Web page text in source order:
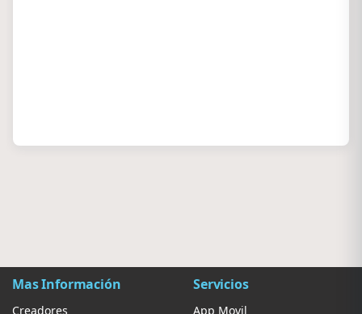
Mas Información
Creadores
Servicios
App Movil